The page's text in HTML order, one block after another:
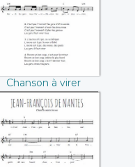
Chanson à virer
Jean-François de
Nantes